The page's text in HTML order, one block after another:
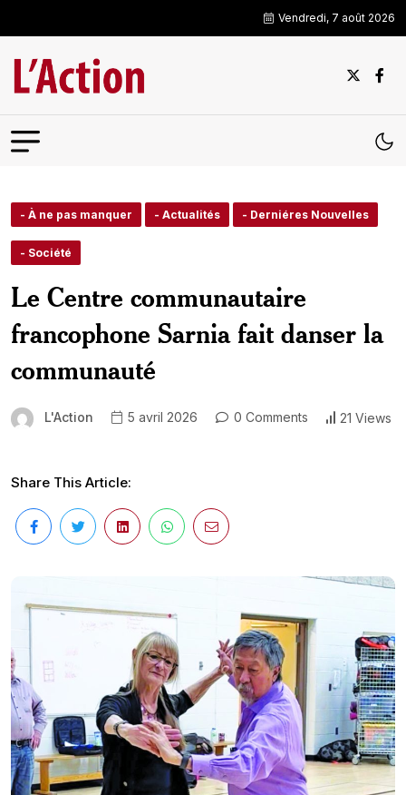
Vendredi, 7 août 2026
- À ne pas manquer - Actualités - Derniéres Nouvelles
- Société
Le Centre communautaire
francophone Sarnia fait danser la
communauté
L'Action 5 avril 2026 0 Comments 21 Views
Share This Article: